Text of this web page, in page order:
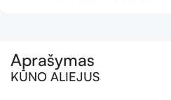
Aprašymas
KŪNO ALIEJUS